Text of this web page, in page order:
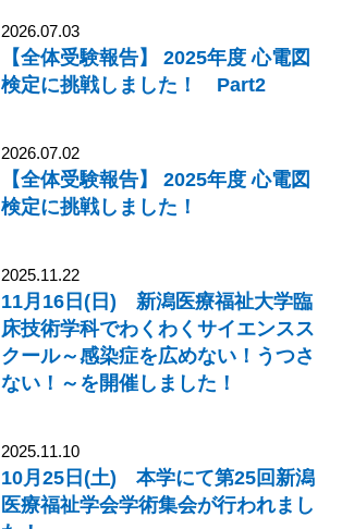
2026.07.03
【全体受験報告】 2025年度 心電図
検定に挑戦しました！ Part2
2026.07.02
【全体受験報告】 2025年度 心電図
検定に挑戦しました！
2025.11.22
11月16日(日) 新潟医療福祉大学臨
床技術学科でわくわくサイエンスス
クール～感染症を広めない！うつさ
ない！～を開催しました！
2025.11.10
10月25日(土) 本学にて第25回新潟
医療福祉学会学術集会が行われまし